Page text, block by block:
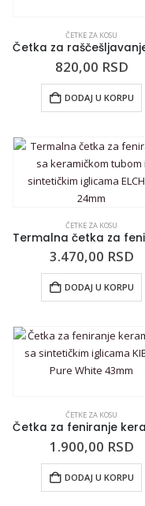
ČETKE ZA KOSU
820,00 RSD
DODAJ U KORPU
ČETKE ZA KOSU
3.470,00 RSD
DODAJ U KORPU
ČETKE ZA KOSU
1.900,00 RSD
DODAJ U KORPU